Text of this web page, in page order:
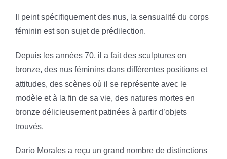
Il peint spécifiquement des nus, la sensualité du corps
féminin est son sujet de prédilection.
Depuis les années 70, il a fait des sculptures en
bronze, des nus féminins dans différentes positions et
attitudes, des scènes où il se représente avec le
modèle et à la fin de sa vie, des natures mortes en
bronze délicieusement patinées à partir d’objets
trouvés.
Dario Morales a reçu un grand nombre de distinctions